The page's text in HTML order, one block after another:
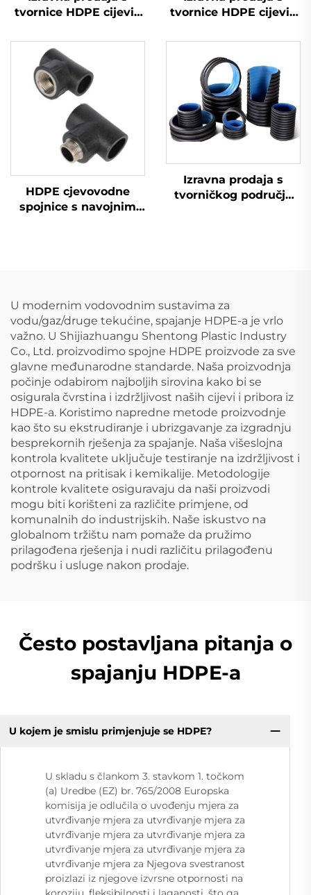
tvornice HDPE cijevi i
zavarivanje koljena
tvornice HDPE cijevi i
zavarivanje koljena
HDPE cjevovodne
spojnice s navojnim
Izravna prodaja s
tvorničkog područja
U modernim vodovodnim sustavima za
vodu/gaz/druge tekućine, spajanje HDPE-a je vrlo
važno. U Shijiazhuangu Shentong Plastic Industry
Co., Ltd. proizvodimo spojne HDPE proizvode za sve
glavne međunarodne standarde. Naša proizvodnja
počinje odabirom najboljih sirovina kako bi se
osigurala čvrstina i izdržljivost naših cijevi i pribora iz
HDPE-a. Koristimo napredne metode proizvodnje
kao što su ekstrudiranje i ubrizgavanje za izgradnju
besprekornih rješenja za spajanje. Naša višeslojna
kontrola kvalitete uključuje testiranje na izdržljivost i
otpornost na pritisak i kemikalije. Metodologije
kontrole kvalitete osiguravaju da naši proizvodi
mogu biti korišteni za različite primjene, od
komunalnih do industrijskih. Naše iskustvo na
globalnom tržištu nam pomaže da pružimo
prilagođena rješenja i nudi različitu prilagođenu
podršku i usluge nakon prodaje.
Često postavljana pitanja o
spajanju HDPE-a
U kojem je smislu primjenjuje se HDPE?
U skladu s člankom 3. stavkom 1. točkom
(a) Uredbe (EZ) br. 765/2008 Europska
komisija je odlučila o uvođenju mjera za
utvrđivanje mjera za utvrđivanje mjera za
utvrđivanje mjera za utvrđivanje mjera za
utvrđivanje mjera za utvrđivanje mjera za
utvrđivanje mjera za Njegova svestranost
proizlazi iz njegove izvrsne otpornosti na